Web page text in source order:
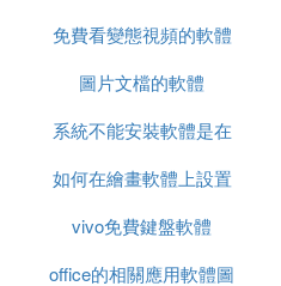
免費看變態視頻的軟體
圖片文檔的軟體
系統不能安裝軟體是在
哪裡設置
如何在繪畫軟體上設置
紙張
vivo免費鍵盤軟體
office的相關應用軟體圖